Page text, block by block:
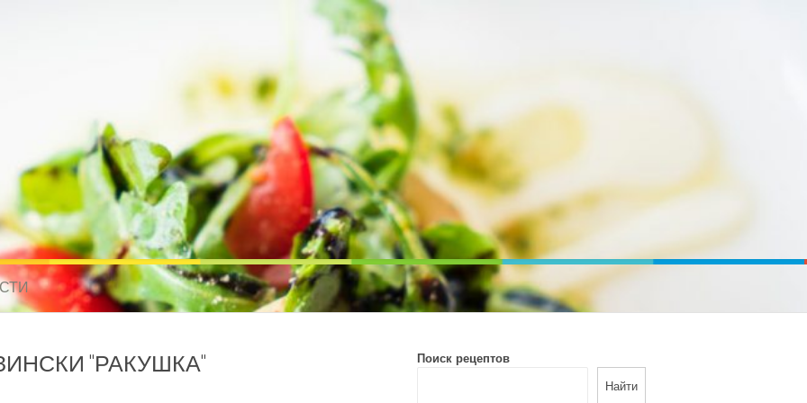
рецепты для всех
РЕЦЕПТЫ ДЛЯ МУЛЬТИВАРКИ. РЕЦЕПТЫ ДЛЯ МИКРОВОЛНОВОЙ ПЕЧИ. ДИЕТИЧЕСКОЕ ПИТАНИЕ
"РАКУШКА"
Поиск рецептов
Найти